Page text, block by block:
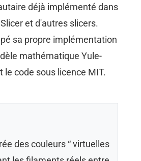
déjà implémenté dans
et d'autres slicers.
sa propre implémentation
mathématique Yule-
le code sous licence MIT.
des couleurs “ virtuelles